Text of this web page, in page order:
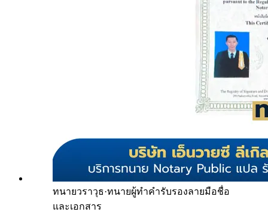
ทนายวราวุธ·ทนายผู้ทำคำรับรองลายมือชื่อ
และเอกสาร